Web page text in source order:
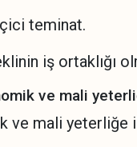
teminat.
iş ortaklığı
ve mali
ve mali